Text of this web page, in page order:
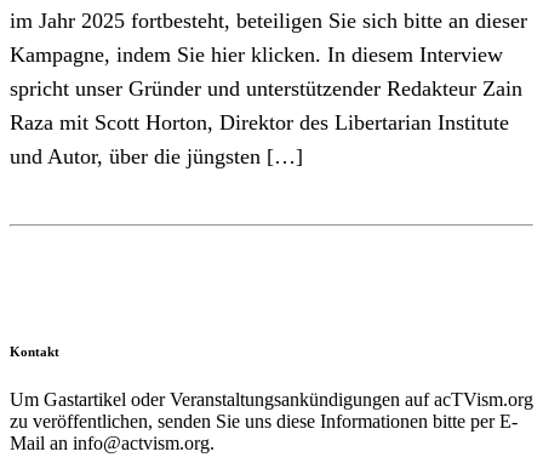
im Jahr 2025 fortbesteht, beteiligen Sie sich bitte an dieser
Kampagne, indem Sie hier klicken. In diesem Interview
spricht unser Gründer und unterstützender Redakteur Zain
Raza mit Scott Horton, Direktor des Libertarian Institute
und Autor, über die jüngsten […]
Kontakt
Um Gastartikel oder Veranstaltungsankündigungen auf acTVism.org
zu veröffentlichen, senden Sie uns diese Informationen bitte per E-
Mail an info@actvism.org.